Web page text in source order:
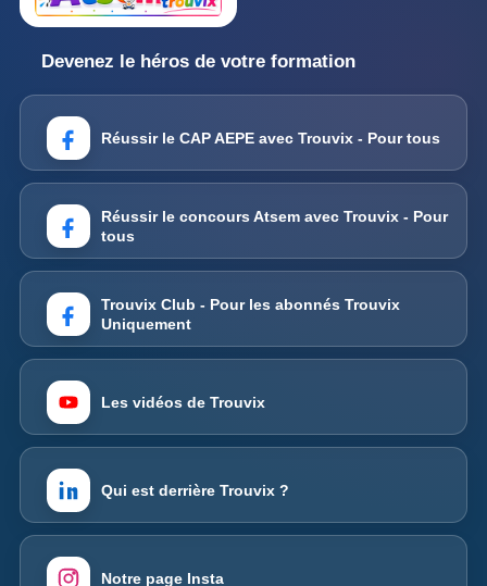
Devenez le héros de votre formation
Réussir le CAP AEPE avec Trouvix - Pour tous
Réussir le concours Atsem avec Trouvix - Pour
tous
Trouvix Club - Pour les abonnés Trouvix
Uniquement
Les vidéos de Trouvix
Qui est derrière Trouvix ?
Notre page Insta